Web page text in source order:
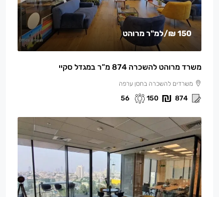
150 ₪ /למ"ר מרוהט
משרד מרוהט להשכרה 874 מ”ר במגדל סקיי
משרדים להשכרה בחסן ערפה
874
150
56